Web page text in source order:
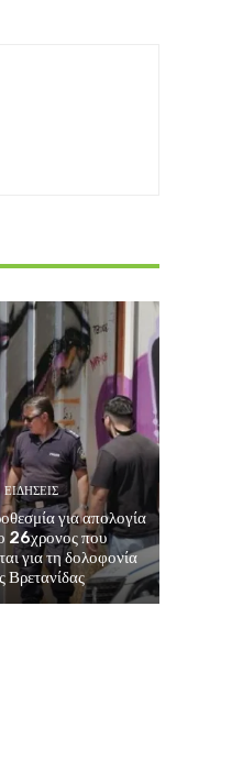
ΕΙΔΗΣΕΙΣ
για απολογία
26χρονος που
για τη δολοφονία
Βρετανίδας